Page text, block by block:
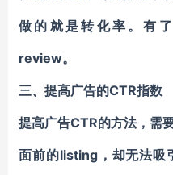
做的就是转化率。有
review。
三、提高广告的CTR指数
提高广告CTR的方法，需
面前的listing，却无法吸